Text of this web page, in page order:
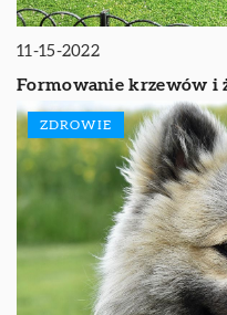
11-15-2022
Formowanie krzewów i
ZDROWIE